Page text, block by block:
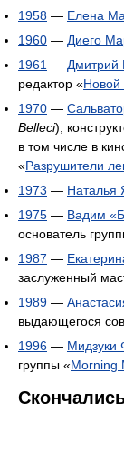
1958 — Елена
1960 — Диего
1961 — Дмитрий
редактор «Новой
1970 —
Belleci),
в том числе в
«Разрушители
1973 — Наталья
1975 — Вадим
основатель
1987 —
заслуженный
1989 —
выдающегося
1996 — Мидзуки
группы «Morning